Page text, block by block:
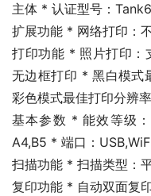
主体 * 认证型号：
扩展功能 * 网络打印：
打印功能 * 照片打印：
无边框打印 * 黑白模式
彩色模式最佳打印分辨
基本参数 * 能效等级
A4,B5 * 端口：
扫描功能 * 扫描类型：
复印功能 * 自动双面复